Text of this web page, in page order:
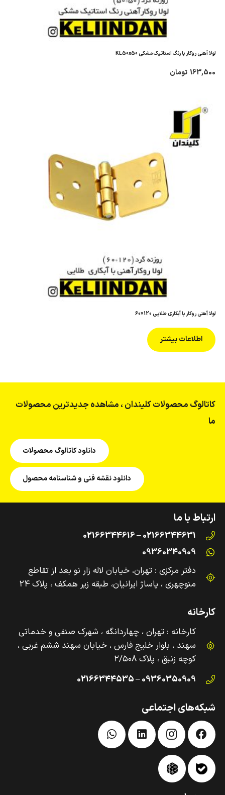
لولا آهنی روکار با رنگ استاتیک مشکی KL50x50
163,500 تومان
لولا آهنی روکار با آبکاری طلایی 120×60
اطلاعات بیشتر
کاتالوگ محصولات کلیندان ، مشاهده جدیدترین محصولات
ما
دانلود کاتالوگ محصولات
دانلود نقشه فنی و شناسنامه محصول
ارتباط با ما
02166344631 – 02166344616
09360340909
دفتر مرکزی : تهران، خیابان لاله زار نو بعد از تقاطع
منوچهری ، پاساژ ایرانیان، طبقه زیر همکف ، پلاک 24
کارخانه
کارخانه : تهران ، چهاردانگه ، شهرک صنفی و‌ خدماتی
سهند ، بلوار خلیج فارس ، خیابان سهند ششم غربی ،
کوچه زنبق ، پلاک ۲/۵۰۸
09360350909 – 02166344535
شبکه‌های اجتماعی